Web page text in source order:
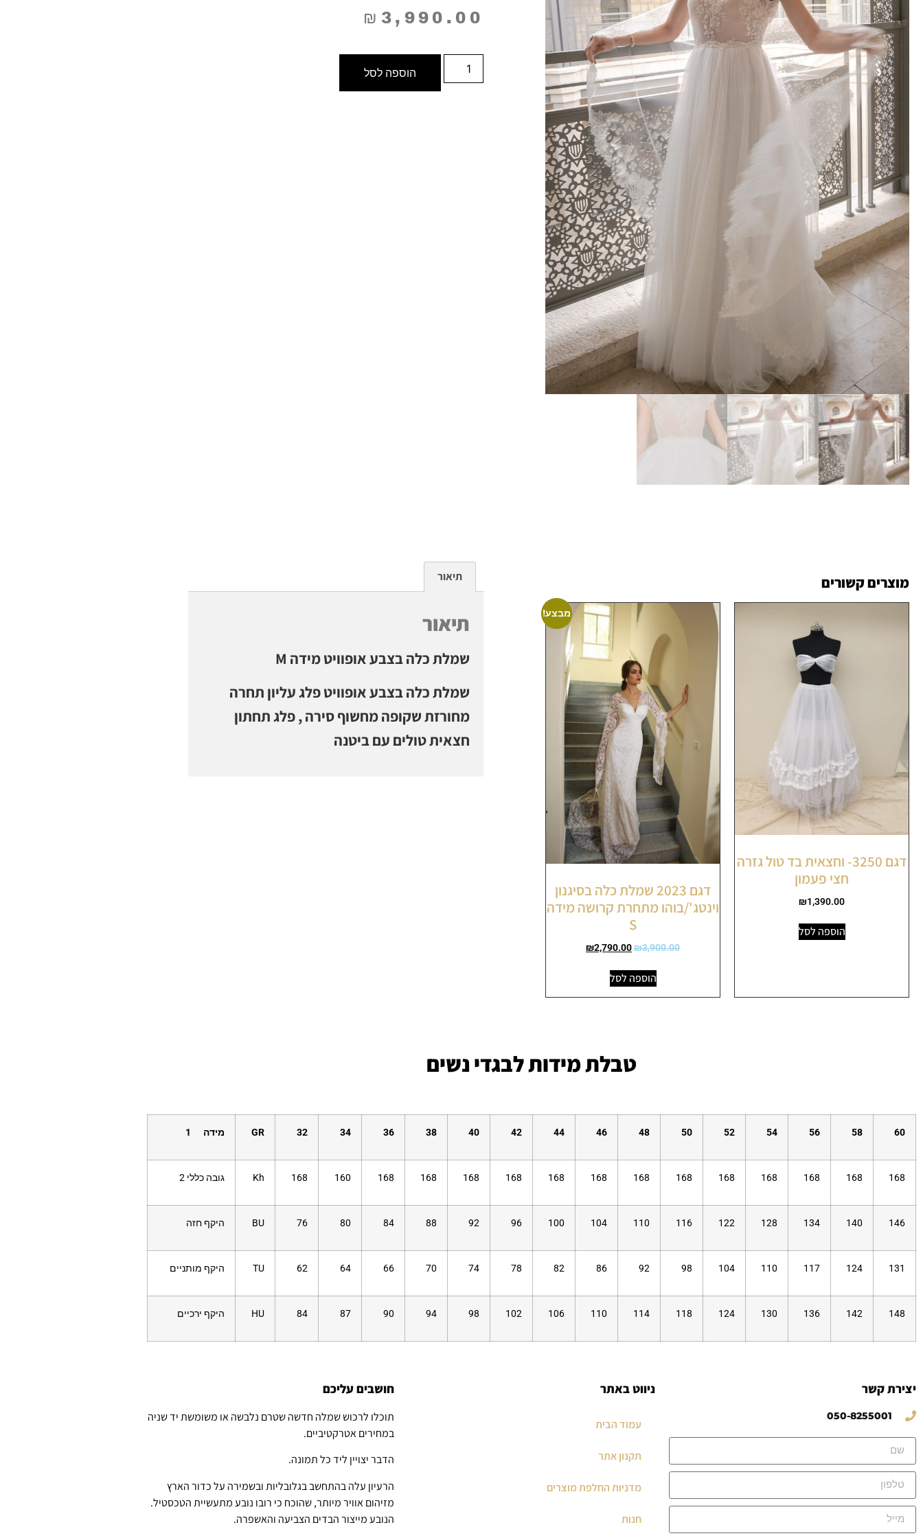
₪ 3,990.00
הוספה לסל
מוצרים קשורים
דגם 3250- וחצאית בד טול גזרה
חצי פעמון
₪1,390.00
הוספה לסל
מבצע!
דגם 2023 שמלת כלה בסיגנון
וינטג'/בוהו מתחרת קרושה מידה
S
₪3,900.00
₪2,790.00
הוספה לסל
תיאור
תיאור
שמלת כלה בצבע אופוויט מידה M
שמלת כלה בצבע אופוויט פלג עליון תחרה
מחורזת שקופה מחשוף סירה , פלג תחתון
חצאית טולים עם ביטנה
טבלת מידות לבגדי נשים
60
58
56
54
52
50
48
46
44
42
40
38
36
34
32
GR מידה 1
168
168
168
168
168
168
168
168
168
168
168
168
168
160
168
Kh גובה כללי 2
146
140
134
128
122
116
110
104
100
96
92
88
84
80
76
BU היקף חזה
131
124
117
110
104
98
92
86
82
78
74
70
66
64
62
TU היקף מותניים
148
142
136
130
124
118
114
110
106
102
98
94
90
87
84
HU היקף ירכיים
יצירת קשר
050-8255001
ניווט באתר
עמוד הבית
תקנון אתר
מדניות החלפת מוצרים
חנות
חושבים עליכם
תוכלו לרכוש שמלה חדשה שטרם נלבשה או משומשת יד שניה
במחירים אטרקטיביים.
הדבר יצויין ליד כל תמונה.
הרעיון עלה בהתחשב בגלובליות ובשמירה על כדור הארץ
מזיהום אוויר מיותר, שהוכח כי רובו נובע מתעשיית הטכסטיל.
הנובע מייצור הבדים הצביעה והאשפרה.